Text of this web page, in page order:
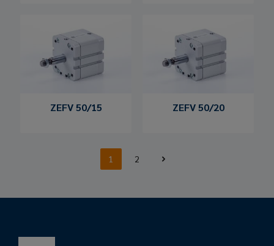
ZEFV 50/15 ZEFV 50/20
1 2